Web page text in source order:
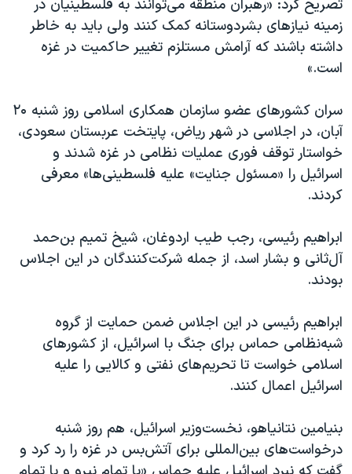
همایش محافظه‌کاران آمریکا «سی‌پک»
صفحه‌های ویژه
سفر پرزیدنت ترامپ به چین
تصریح کرد: «رهبران منطقه می‌توانند به فلسطینیان در
زمینه نیازهای بشردوستانه کمک کنند ولی باید به خاطر
داشته باشند که آرامش مستلزم تغییر حاکمیت در غزه
است.»
سران کشورهای عضو سازمان همکاری اسلامی روز شنبه ۲۰
آبان، در اجلاسی در شهر ریاض، پایتخت عربستان سعودی،
خواستار توقف فوری عملیات نظامی در غزه شدند و
اسرائیل را «مسئول جنایت» علیه فلسطینی‌ها» معرفی
کردند.
ابراهیم رئیسی، رجب طیب اردوغان، شیخ تمیم بن‌حمد
آل‌ثانی و بشار اسد، از جمله شرکت‌کنندگان در این اجلاس
بودند.
ابراهیم رئیسی در این اجلاس ضمن حمایت از گروه
شبه‌نظامی حماس برای جنگ با اسرائیل، از کشورهای
اسلامی خواست تا تحریم‌های نفتی و کالایی را علیه
اسرائیل اعمال کنند.
بنیامین نتانیاهو، نخست‌وزیر اسرائیل، هم روز شنبه
درخواست‌های بین‌المللی برای آتش‌بس در غزه را رد کرد و